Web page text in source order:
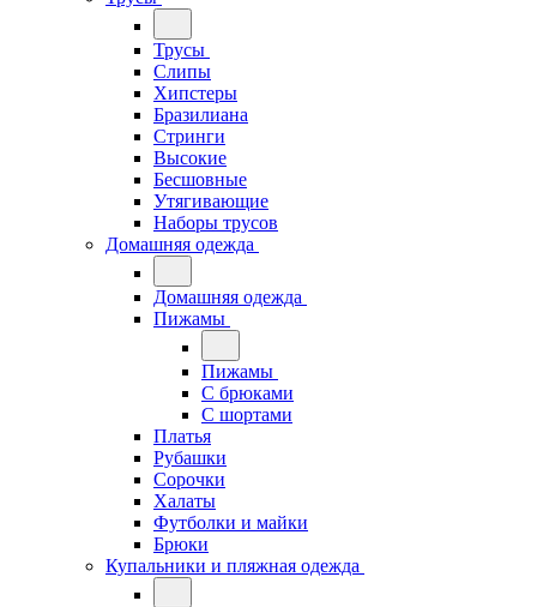
Трусы
Слипы
Хипстеры
Бразилиана
Стринги
Высокие
Бесшовные
Утягивающие
Наборы трусов
Домашняя одежда
Домашняя одежда
Пижамы
Пижамы
С брюками
С шортами
Платья
Рубашки
Сорочки
Халаты
Футболки и майки
Брюки
Купальники и пляжная одежда